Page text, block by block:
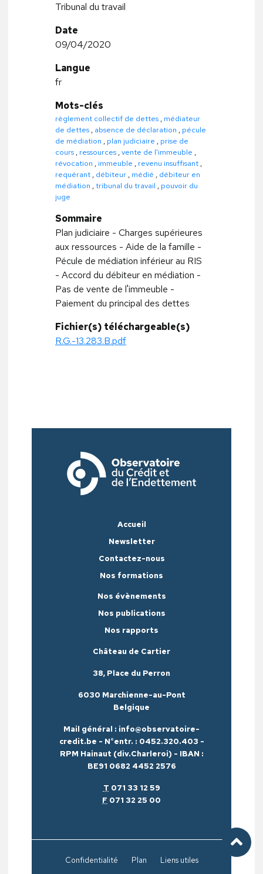
Tribunal du travail
Date
09/04/2020
Langue
fr
Mots-clés
règlement collectif de dettes , médiateur
de dettes , absence de déclaration , pécule
de médiation , plan judiciaire , prise de
cours , ressources ,vente de l'immeuble ,
révocation , immeuble , revenu insuffisant ,
requérant , débiteur , médié , débiteur en
médiation ,tribunal du travail , pouvoir du
juge
Sommaire
Plan judiciaire - Charges supérieures
aux ressources - Aide de la famille -
Pécule de médiation inférieur au RIS
- Accord du débiteur en médiation -
Pas de vente de l'immeuble -
Paiement du principal des dettes
Fichier(s) téléchargeable(s)
R.G.-13.283.B.pdf
Accueil
Newsletter
Contactez-nous
Nos formations
Nos évènements
Nos publications
Nos rapports
Château de Cartier
38, Place du Perron
6030 Marchienne-au-Pont
Belgique
Mail général : info@observatoire-
credit.be - N°entr. : 0452.320.403 -
RPM Hainaut (div.Charleroi) - IBAN :
BE91 0682 4452 2576
T 071 33 12 59
F 071 32 25 00
Confidentialité Plan Liens utiles